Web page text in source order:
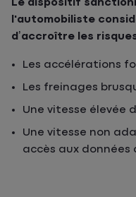
Le dispositif
l'automobiliste
d’accroître les
Les accélérations
Les freinages
Une vitesse élevée
Une vitesse non
accès aux